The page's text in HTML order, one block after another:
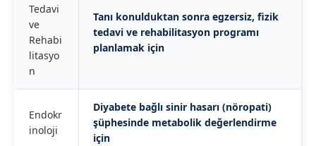
Tedavi
ve
Rehabi
litasyo
n
Tanı konulduktan sonra egzersiz, fizik
tedavi ve rehabilitasyon programı
planlamak için
Endokr
inoloji
Diyabete bağlı sinir hasarı (nöropati)
şüphesinde metabolik değerlendirme
için